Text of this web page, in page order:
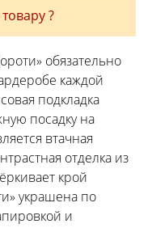
?
обязательно
каждой
подкладка
посадку на
втачная
отделка из
крой
украшена по
и